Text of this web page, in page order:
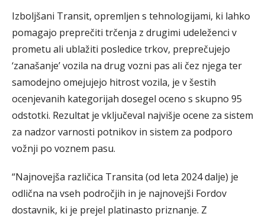
Izboljšani Transit, opremljen s tehnologijami, ki lahko
pomagajo preprečiti trčenja z drugimi udeleženci v
prometu ali ublažiti posledice trkov, preprečujejo
‘zanašanje’ vozila na drug vozni pas ali čez njega ter
samodejno omejujejo hitrost vozila, je v šestih
ocenjevanih kategorijah dosegel oceno s skupno 95
odstotki. Rezultat je vključeval najvišje ocene za sistem
za nadzor varnosti potnikov in sistem za podporo
vožnji po voznem pasu.
“Najnovejša različica Transita (od leta 2024 dalje) je
odlična na vseh področjih in je najnovejši Fordov
dostavnik, ki je prejel platinasto priznanje. Z